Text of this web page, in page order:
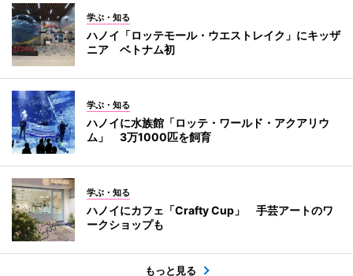
学ぶ・知る
ハノイ「ロッテモール・ウエストレイク」にキッザ
ニア ベトナム初
学ぶ・知る
ハノイに水族館「ロッテ・ワールド・アクアリウ
ム」 3万1000匹を飼育
学ぶ・知る
ハノイにカフェ「Crafty Cup」 手芸アートのワ
ークショップも
もっと見る